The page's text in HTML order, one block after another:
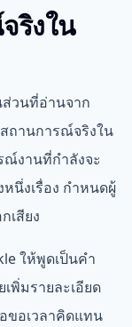
ริงใน
วนที่อ่านจาก
ถานการณ์จริงใน
ณ์งานที่กำลังจะ
นึ่งเรื่อง กำหนดผู้
เสียง
ให้พูดเป็นคำ
พิ่มรายละเอียด
ขอเวลาคิดแทน